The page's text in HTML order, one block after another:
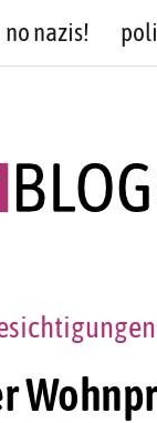
no nazis!